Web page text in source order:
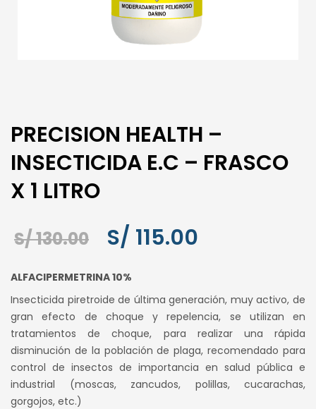
PRECISION HEALTH –
INSECTICIDA E.C – FRASCO
X 1 LITRO
S/130.00
El
era:
S/ 130.00.
S/ 115.00
es:
S/ 115.00.
ALFACIPERMETRINA 10%
Insecticida piretroide de última generación, muy activo, de
gran efecto de choque y repelencia, se utilizan en
tratamientos de choque, para realizar una rápida
disminución de la población de plaga, recomendado para
control de insectos de importancia en salud pública e
industrial (moscas, zancudos, polillas, cucarachas,
gorgojos, etc.)